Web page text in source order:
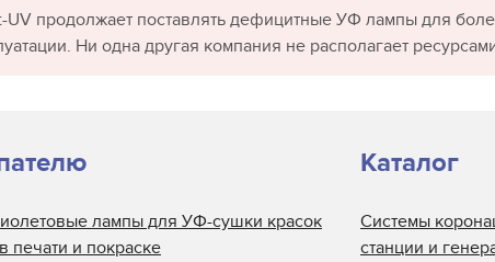
UV продолжает поставлять дефицитные УФ лампы для
Ни одна другая компания не располагает
лампы для УФ-сушки красок
печати и покраске
Каталог
Системы
станции и